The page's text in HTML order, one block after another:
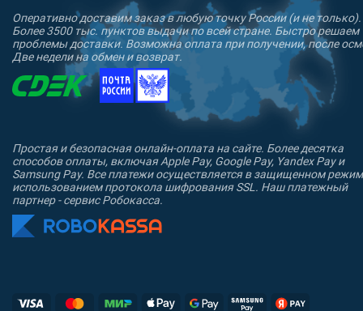
Оперативно доставим заказ в любую точку России (и не только).
Более 3500 тыс. пунктов выдачи по всей стране. Быстро решаем
проблемы доставки. Возможна оплата при получении, после
Две недели на обмен и возврат.
Простая и безопасная онлайн-оплата на сайте. Более десятка
способов оплаты, включая Apple Pay, Google Pay, Yandex Pay и
Samsung Pay. Все платежи осуществляется в защищенном
использованием протокола шифрования SSL. Наш платежный
партнер - сервис Робокасса.